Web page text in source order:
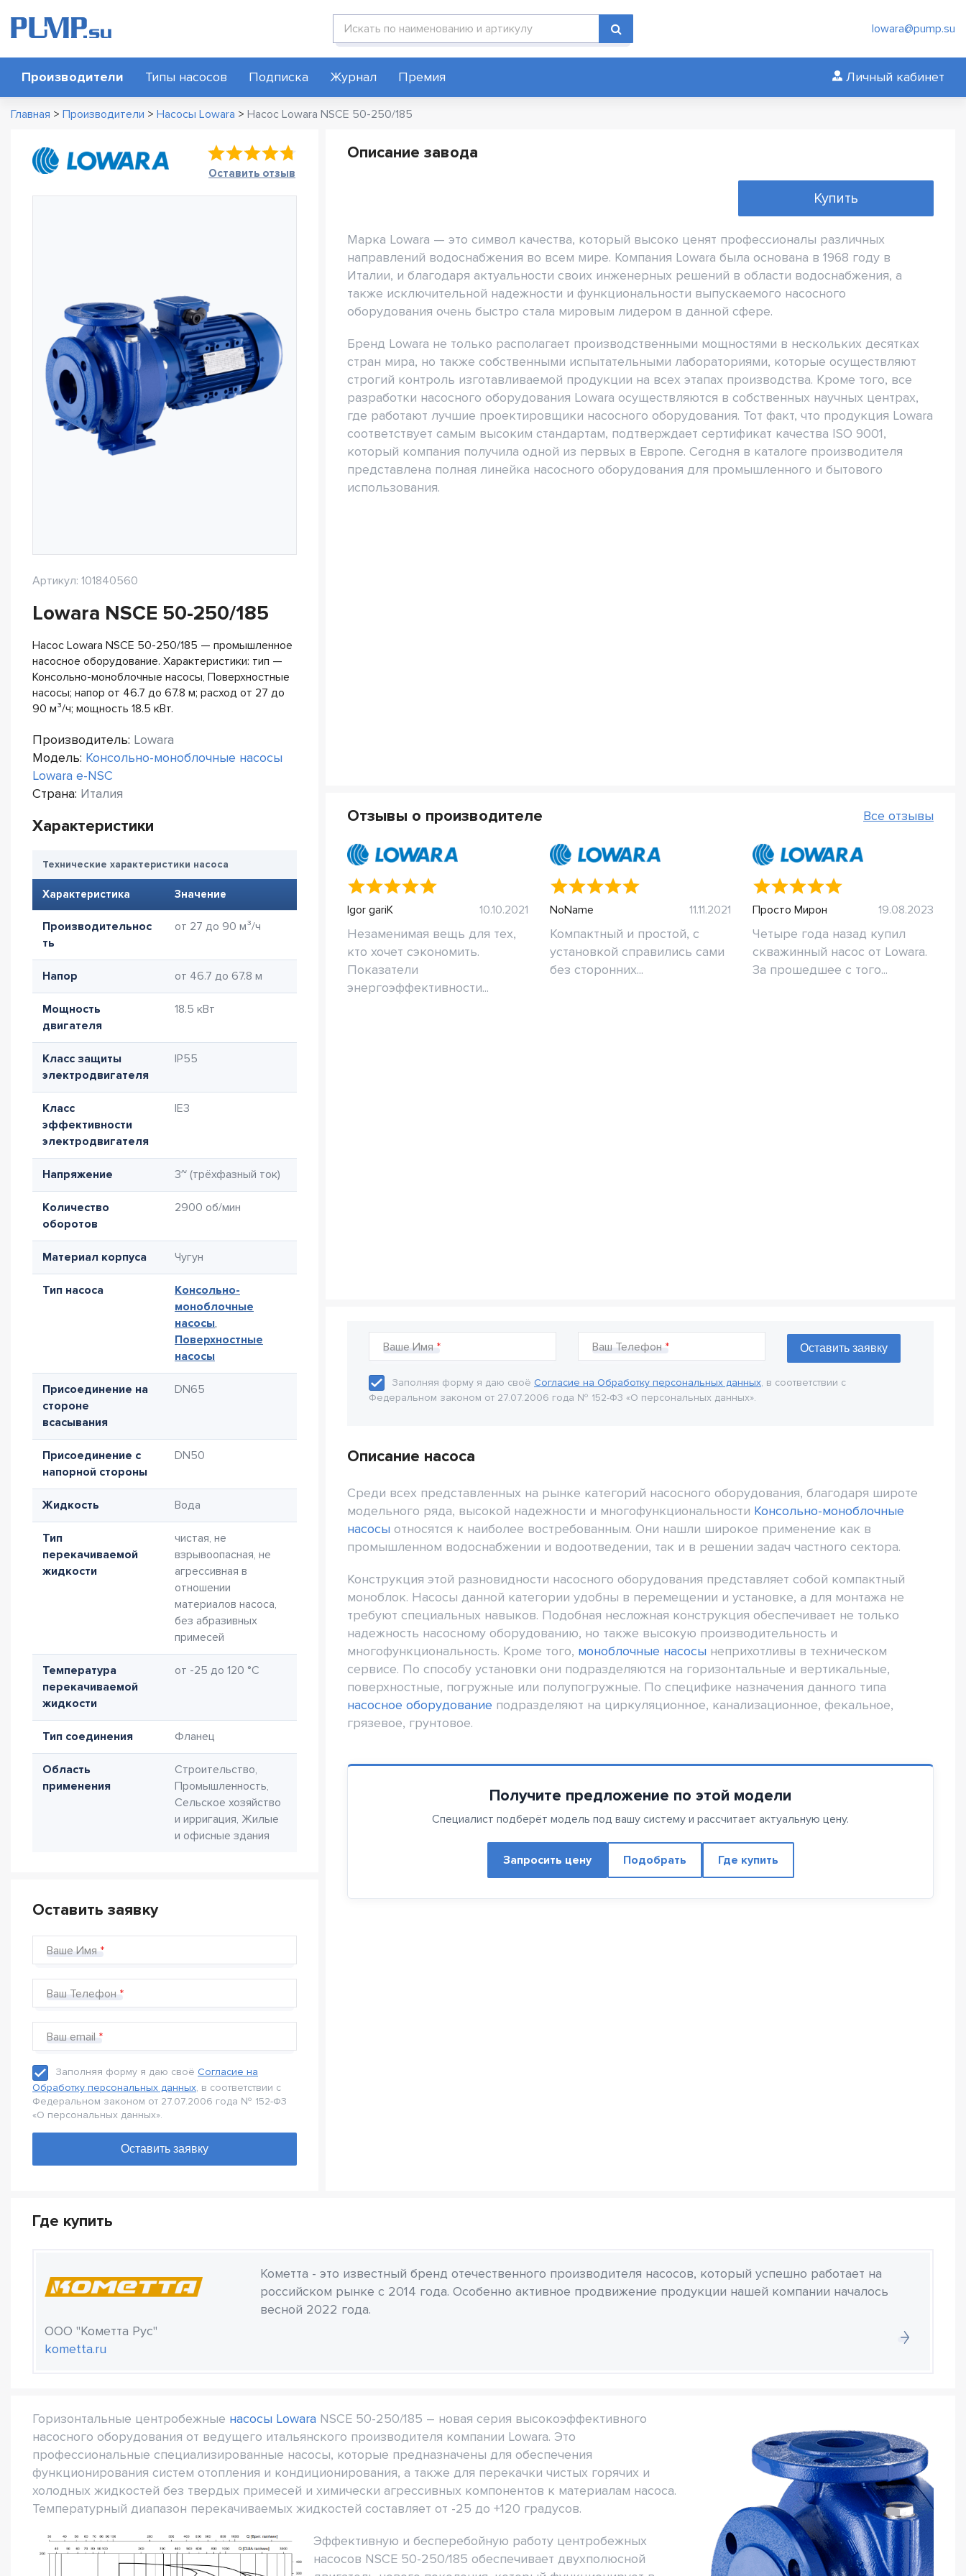
Поиск по каталогу lowara@pump.su
Производители Типы насосов Подписка Журнал Премия Личный кабинет
Главная > Производители > Насосы Lowara > Насос Lowara NSCE 50-250/185
Оставить отзыв
Артикул: 101840560
Lowara NSCE 50-250/185
Насос Lowara NSCE 50-250/185 — промышленное
насосное оборудование. Характеристики: тип —
Консольно-моноблочные насосы, Поверхностные
насосы; напор от 46.7 до 67.8 м; расход от 27 до
90 м³/ч; мощность 18.5 кВт.
Производитель: Lowara
Модель: Консольно-моноблочные насосы
Lowara e-NSC
Страна: Италия
Характеристики
Технические характеристики насоса
Характеристика Значение
Производительнос
ть
от 27 до 90 м³/ч
Напор от 46.7 до 67.8 м
Мощность
двигателя
18.5 кВт
Класс защиты
электродвигателя
IP55
Класс
эффективности
электродвигателя
IE3
Напряжение 3~ (трёхфазный ток)
Количество
оборотов
2900 об/мин
Материал корпуса Чугун
Тип насоса
Консольно-
моноблочные
насосы,
Поверхностные
насосы
Присоединение на
стороне
всасывания
DN65
Присоединение с
напорной стороны
DN50
Жидкость Вода
Тип
перекачиваемой
жидкости
чистая, не
взрывоопасная, не
агрессивная в
отношении
материалов насоса,
без абразивных
примесей
Температура
перекачиваемой
жидкости
от -25 до 120 °C
Тип соединения Фланец
Область
применения
Строительство,
Промышленность,
Сельское хозяйство
и ирригация, Жилые
и офисные здания
Оставить заявку
Ваше Имя
Ваш Телефон
Ваш email
Заполняя форму я даю своё Согласие на
Обработку персональных данных, в соответствии с
Федеральном законом от 27.07.2006 года № 152-Ф3
«О персональных данных».
Описание завода
Купить
Марка Lowara — это символ качества, который высоко ценят профессионалы различных
направлений водоснабжения во всем мире. Компания Lowara была основана в 1968 году в
Италии, и благодаря актуальности своих инженерных решений в области водоснабжения, а
также исключительной надежности и функциональности выпускаемого насосного
оборудования очень быстро стала мировым лидером в данной сфере.
Бренд Lowara не только располагает производственными мощностями в нескольких десятках
стран мира, но также собственными испытательными лабораториями, которые осуществляют
строгий контроль изготавливаемой продукции на всех этапах производства. Кроме того, все
разработки насосного оборудования Lowara осуществляются в собственных научных центрах,
где работают лучшие проектировщики насосного оборудования. Тот факт, что продукция Lowara
соответствует самым высоким стандартам, подтверждает сертификат качества ISO 9001,
который компания получила одной из первых в Европе. Сегодня в каталоге производителя
представлена полная линейка насосного оборудования для промышленного и бытового
использования.
Отзывы о производителе Все отзывы
Igor gariK 10.10.2021
Незаменимая вещь для тех,
кто хочет сэкономить.
Показатели
энергоэффективности...
NoName 11.11.2021
Компактный и простой, с
установкой справились сами
без сторонних...
Просто Мирон 19.08.2023
Четыре года назад купил
скважинный насос от Lowara.
За прошедшее с того...
Ваше Имя Ваш Телефон
Заполняя форму я даю своё Согласие на Обработку персональных данных, в соответствии с
Федеральном законом от 27.07.2006 года № 152-Ф3 «О персональных данных».
Описание насоса
Среди всех представленных на рынке категорий насосного оборудования, благодаря широте
модельного ряда, высокой надежности и многофункциональности Консольно-моноблочные
насосы относятся к наиболее востребованным. Они нашли широкое применение как в
промышленном водоснабжении и водоотведении, так и в решении задач частного сектора.
Конструкция этой разновидности насосного оборудования представляет собой компактный
моноблок. Насосы данной категории удобны в перемещении и установке, а для монтажа не
требуют специальных навыков. Подобная несложная конструкция обеспечивает не только
надежность насосному оборудованию, но также высокую производительность и
многофункциональность. Кроме того, моноблочные насосы неприхотливы в техническом
сервисе. По способу установки они подразделяются на горизонтальные и вертикальные,
поверхностные, погружные или полупогружные. По специфике назначения данного типа
насосное оборудование подразделяют на циркуляционное, канализационное, фекальное,
грязевое, грунтовое.
Получите предложение по этой модели
Специалист подберёт модель под вашу систему и рассчитает актуальную цену.
Запросить цену Подобрать Где купить
Где купить
ООО "Кометта Рус"
kometta.ru
Кометта - это известный бренд отечественного производителя насосов, который успешно работает на
российском рынке с 2014 года. Особенно активное продвижение продукции нашей компании началось
весной 2022 года.
Горизонтальные центробежные насосы Lowara NSCE 50-250/185 – новая серия высокоэффективного
насосного оборудования от ведущего итальянского производителя компании Lowara. Это
профессиональные специализированные насосы, которые предназначены для обеспечения
функционирования систем отопления и кондиционирования, а также для перекачки чистых горячих и
холодных жидкостей без твердых примесей и химически агрессивных компонентов к материалам насоса.
Температурный диапазон перекачиваемых жидкостей составляет от -25 до +120 градусов.
Эффективную и бесперебойную работу центробежных
насосов NSCE 50-250/185 обеспечивает двухполюсной